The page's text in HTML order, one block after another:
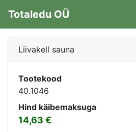
Totaledu OÜ
Liivakell sauna
Tootekood
40.1046
Hind käibemaksuga
14,63